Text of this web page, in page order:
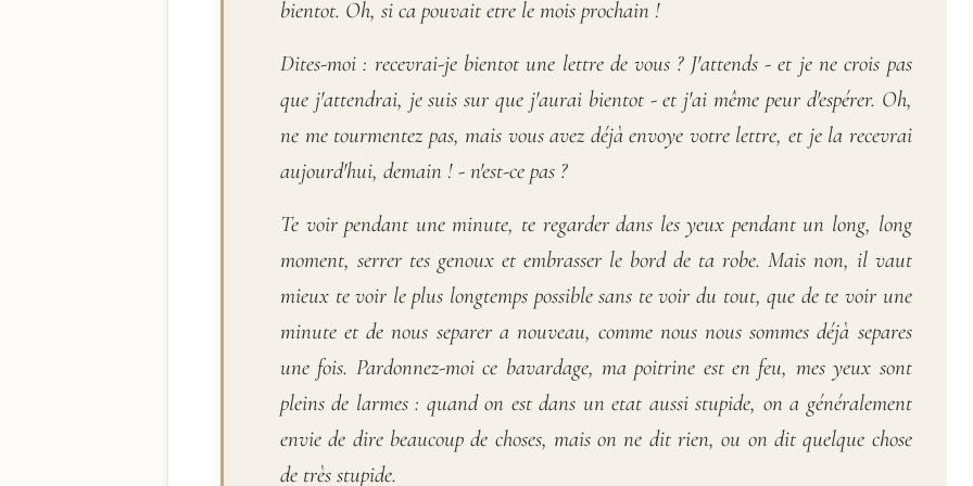
bientot. Oh, si ca pouvait etre le mois prochain !
Dites-moi : recevrai-je bientot une lettre de vous ? J'attends - et je ne crois pas
que j'attendrai, je suis sur que j'aurai bientot - et j'ai même peur d'espérer. Oh,
ne me tourmentez pas, mais vous avez déjà envoye votre lettre, et je la recevrai
aujourd'hui, demain ! - n'est-ce pas ?
Te voir pendant une minute, te regarder dans les yeux pendant un long, long
moment, serrer tes genoux et embrasser le bord de ta robe. Mais non, il vaut
mieux te voir le plus longtemps possible sans te voir du tout, que de te voir une
minute et de nous separer a nouveau, comme nous nous sommes déjà separes
une fois. Pardonnez-moi ce bavardage, ma poitrine est en feu, mes yeux sont
pleins de larmes : quand on est dans un etat aussi stupide, on a généralement
envie de dire beaucoup de choses, mais on ne dit rien, ou on dit quelque chose
de très stupide.